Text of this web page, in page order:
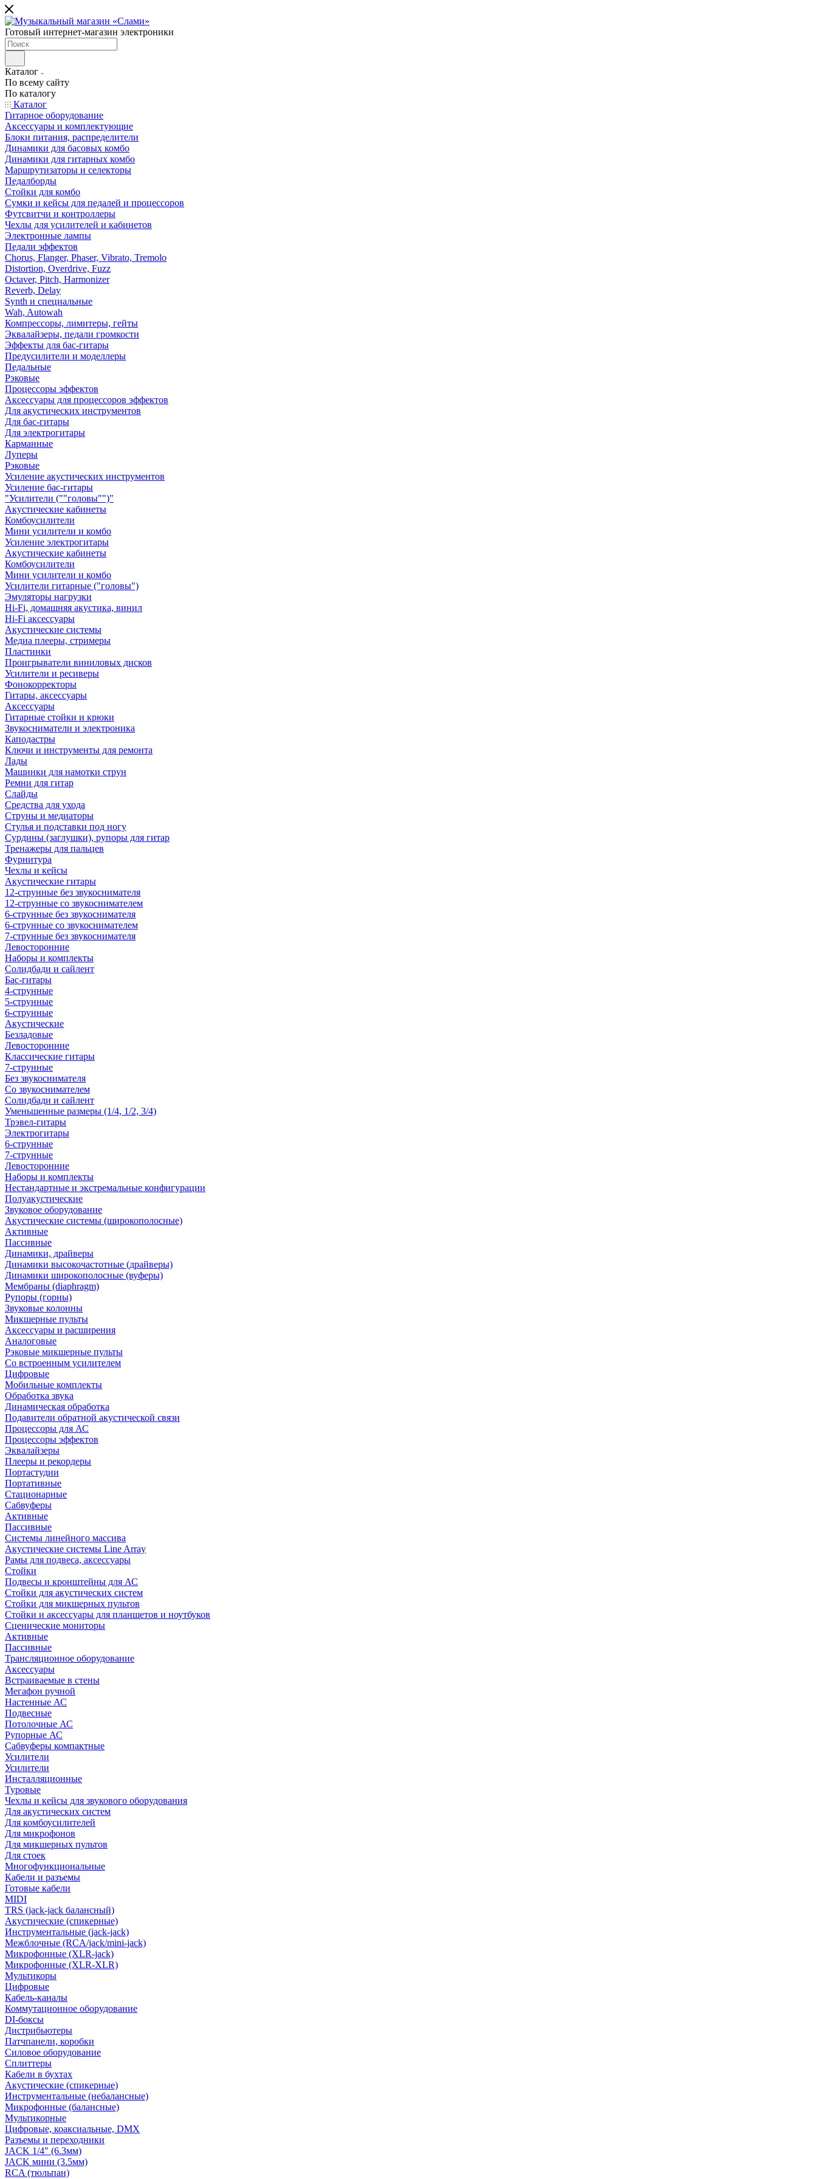
Готовый интернет-магазин электроники
Каталог
По всему сайту
По каталогу
Каталог
Гитарное оборудование
Аксессуары и комплектующие
Блоки питания, распределители
Динамики для басовых комбо
Динамики для гитарных комбо
Маршрутизаторы и селекторы
Педалборды
Стойки для комбо
Сумки и кейсы для педалей и процессоров
Футсвитчи и контроллеры
Чехлы для усилителей и кабинетов
Электронные лампы
Педали эффектов
Chorus, Flanger, Phaser, Vibrato, Tremolo
Distortion, Overdrive, Fuzz
Octaver, Pitch, Harmonizer
Reverb, Delay
Synth и специальные
Wah, Autowah
Компрессоры, лимитеры, гейты
Эквалайзеры, педали громкости
Эффекты для бас-гитары
Предусилители и моделлеры
Педальные
Рэковые
Процессоры эффектов
Аксессуары для процессоров эффектов
Для акустических инструментов
Для бас-гитары
Для электрогитары
Карманные
Луперы
Рэковые
Усиление акустических инструментов
Усиление бас-гитары
"Усилители (""головы"")"
Акустические кабинеты
Комбоусилители
Мини усилители и комбо
Усиление электрогитары
Акустические кабинеты
Комбоусилители
Мини усилители и комбо
Усилители гитарные ("головы")
Эмуляторы нагрузки
Hi-Fi, домашняя акустика, винил
Hi-Fi аксессуары
Акустические системы
Медиа плееры, стримеры
Пластинки
Проигрыватели виниловых дисков
Усилители и ресиверы
Фонокорректоры
Гитары, аксессуары
Аксессуары
Гитарные стойки и крюки
Звукосниматели и электроника
Каподастры
Ключи и инструменты для ремонта
Лады
Машинки для намотки струн
Ремни для гитар
Слайды
Средства для ухода
Струны и медиаторы
Стулья и подставки под ногу
Сурдины (заглушки), рупоры для гитар
Тренажеры для пальцев
Фурнитура
Чехлы и кейсы
Акустические гитары
12-струнные без звукоснимателя
12-струнные со звукоснимателем
6-струнные без звукоснимателя
6-струнные со звукоснимателем
7-струнные без звукоснимателя
Левосторонние
Наборы и комплекты
Солидбади и сайлент
Бас-гитары
4-струнные
5-струнные
6-струнные
Акустические
Безладовые
Левосторонние
Классические гитары
7-струнные
Без звукоснимателя
Со звукоснимателем
Солидбади и сайлент
Уменьшенные размеры (1/4, 1/2, 3/4)
Трэвел-гитары
Электрогитары
6-струнные
7-струнные
Левосторонние
Наборы и комплекты
Нестандартные и экстремальные конфигурации
Полуакустические
Звуковое оборудование
Акустические системы (широкополосные)
Активные
Пассивные
Динамики, драйверы
Динамики высокочастотные (драйверы)
Динамики широкополосные (вуферы)
Мембраны (diaphragm)
Рупоры (горны)
Звуковые колонны
Микшерные пульты
Аксессуары и расширения
Аналоговые
Рэковые микшерные пульты
Со встроенным усилителем
Цифровые
Мобильные комплекты
Обработка звука
Динамическая обработка
Подавители обратной акустической связи
Процессоры для АС
Процессоры эффектов
Эквалайзеры
Плееры и рекордеры
Портастудии
Портативные
Стационарные
Сабвуферы
Активные
Пассивные
Системы линейного массива
Акустические системы Line Array
Рамы для подвеса, аксессуары
Стойки
Подвесы и кронштейны для АС
Стойки для акустических систем
Стойки для микшерных пультов
Стойки и аксессуары для планшетов и ноутбуков
Сценические мониторы
Активные
Пассивные
Трансляционное оборудование
Аксессуары
Встраиваемые в стены
Мегафон ручной
Настенные АС
Подвесные
Потолочные АС
Рупорные АС
Сабвуферы компактные
Усилители
Усилители
Инсталляционные
Туровые
Чехлы и кейсы для звукового оборудования
Для акустических систем
Для комбоусилителей
Для микрофонов
Для микшерных пультов
Для стоек
Многофункциональные
Кабели и разъемы
Готовые кабели
MIDI
TRS (jack-jack балансный)
Акустические (спикерные)
Инструментальные (jack-jack)
Межблочные (RCA/jack/mini-jack)
Микрофонные (XLR-jack)
Микрофонные (XLR-XLR)
Мультикоры
Цифровые
Кабель-каналы
Коммутационное оборудование
DI-боксы
Дистрибьютеры
Патчпанели, коробки
Силовое оборудование
Сплиттеры
Кабели в бухтах
Акустические (спикерные)
Инструментальные (небалансные)
Микрофонные (балансные)
Мультикорные
Цифровые, коаксиальные, DMX
Разъемы и переходники
JACK 1/4" (6.3мм)
JACK мини (3.5мм)
RCA (тюльпан)